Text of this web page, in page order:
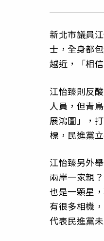
新北市議員
士，全身都
越近，「相
江怡臻則反
人員，但青
展鴻圖」，
標，民進黨
江怡臻另外
兩岸一家親
也是一顆星
有很多相機
代表民進黨